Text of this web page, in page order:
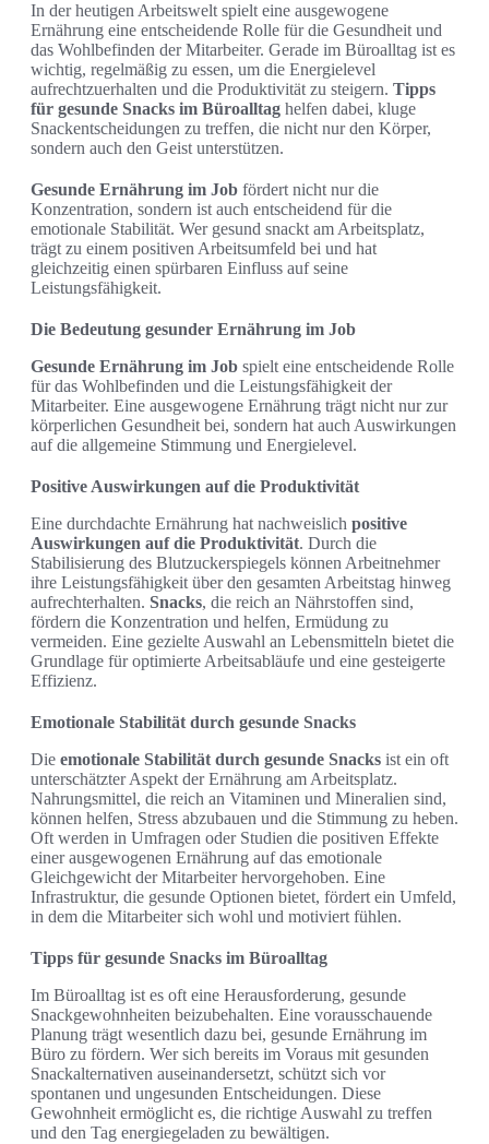
In der heutigen Arbeitswelt spielt eine ausgewogene
Ernährung eine entscheidende Rolle für die Gesundheit und
das Wohlbefinden der Mitarbeiter. Gerade im Büroalltag ist es
wichtig, regelmäßig zu essen, um die Energielevel
aufrechtzuerhalten und die Produktivität zu steigern. Tipps
für gesunde Snacks im Büroalltag helfen dabei, kluge
Snackentscheidungen zu treffen, die nicht nur den Körper,
sondern auch den Geist unterstützen.
Gesunde Ernährung im Job fördert nicht nur die
Konzentration, sondern ist auch entscheidend für die
emotionale Stabilität. Wer gesund snackt am Arbeitsplatz,
trägt zu einem positiven Arbeitsumfeld bei und hat
gleichzeitig einen spürbaren Einfluss auf seine
Leistungsfähigkeit.
Die Bedeutung gesunder Ernährung im Job
Gesunde Ernährung im Job spielt eine entscheidende Rolle
für das Wohlbefinden und die Leistungsfähigkeit der
Mitarbeiter. Eine ausgewogene Ernährung trägt nicht nur zur
körperlichen Gesundheit bei, sondern hat auch Auswirkungen
auf die allgemeine Stimmung und Energielevel.
Positive Auswirkungen auf die Produktivität
Eine durchdachte Ernährung hat nachweislich positive
Auswirkungen auf die Produktivität. Durch die
Stabilisierung des Blutzuckerspiegels können Arbeitnehmer
ihre Leistungsfähigkeit über den gesamten Arbeitstag hinweg
aufrechterhalten. Snacks, die reich an Nährstoffen sind,
fördern die Konzentration und helfen, Ermüdung zu
vermeiden. Eine gezielte Auswahl an Lebensmitteln bietet die
Grundlage für optimierte Arbeitsabläufe und eine gesteigerte
Effizienz.
Emotionale Stabilität durch gesunde Snacks
Die emotionale Stabilität durch gesunde Snacks ist ein oft
unterschätzter Aspekt der Ernährung am Arbeitsplatz.
Nahrungsmittel, die reich an Vitaminen und Mineralien sind,
können helfen, Stress abzubauen und die Stimmung zu heben.
Oft werden in Umfragen oder Studien die positiven Effekte
einer ausgewogenen Ernährung auf das emotionale
Gleichgewicht der Mitarbeiter hervorgehoben. Eine
Infrastruktur, die gesunde Optionen bietet, fördert ein Umfeld,
in dem die Mitarbeiter sich wohl und motiviert fühlen.
Tipps für gesunde Snacks im Büroalltag
Im Büroalltag ist es oft eine Herausforderung, gesunde
Snackgewohnheiten beizubehalten. Eine vorausschauende
Planung trägt wesentlich dazu bei, gesunde Ernährung im
Büro zu fördern. Wer sich bereits im Voraus mit gesunden
Snackalternativen auseinandersetzt, schützt sich vor
spontanen und ungesunden Entscheidungen. Diese
Gewohnheit ermöglicht es, die richtige Auswahl zu treffen
und den Tag energiegeladen zu bewältigen.